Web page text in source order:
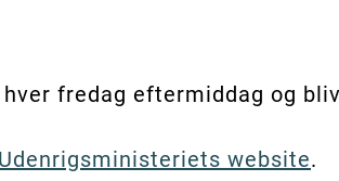
hver fredag eftermiddag og
Udenrigsministeriets website.